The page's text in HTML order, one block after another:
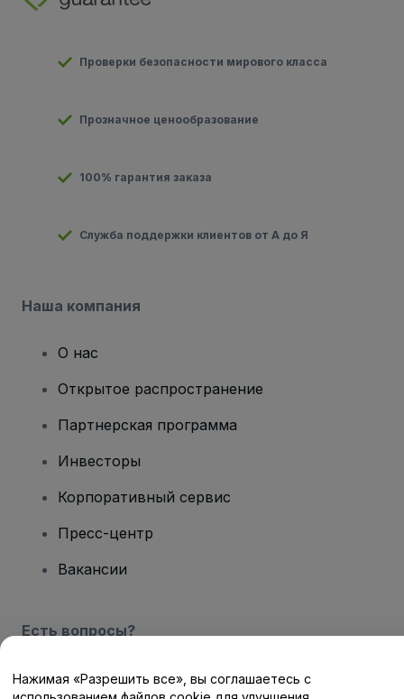
Проверки безопасности мирового класса
Прозначное ценообразование
100% гарантия заказа
Служба поддержки клиентов от А до Я
Наша компания
О нас
Открытое распространение
Партнерская программа
Инвесторы
Корпоративный сервис
Пресс-центр
Вакансии
Есть вопросы?
Центр помощи / Свяжитесь с нами
Нажимая «Разрешить все», вы соглашаетесь с